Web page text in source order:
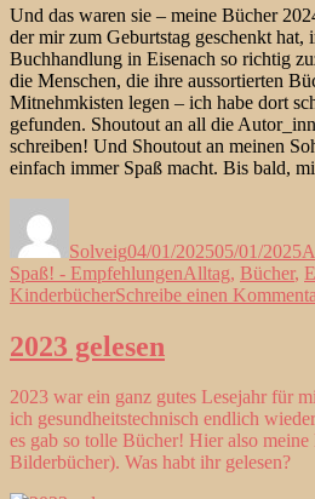
Und das waren sie – meine Bücher
der mir zum Geburtstag geschenkt hat,
Buchhandlung in Eisenach so richtig
die Menschen, die ihre aussortierten
Mitnehmkisten legen – ich habe dort
gefunden. Shoutout an all die
schreiben! Und Shoutout an meinen
einfach immer Spaß macht. Bis bald,
Solveig04/01/202505/01/2025
Spaß! - EmpfehlungenSchlagwörter
Alltag, Bücher,
KinderbücherSchreibe einen
2023 gelesen
2023 war ein ganz gutes Lesejahr für
ich gesundheitstechnisch endlich
es gab so tolle Bücher! Hier also meine
Bilderbücher). Was habt ihr gelesen?